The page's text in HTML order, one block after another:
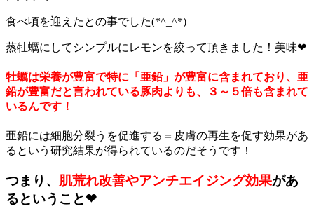
食べ頃を迎えたとの事でした(*^_^*)
蒸牡蠣にしてシンプルにレモンを絞って頂きました！美味❤
牡蠣は栄養が豊富で特に「亜鉛」が豊富に含まれており、亜
鉛が豊富だと言われている豚肉よりも、３～５倍も含まれて
いるんです！
亜鉛には細胞分裂うを促進する＝皮膚の再生を促す効果があ
るという研究結果が得られているのだそうです！
つまり、 肌荒れ改善やアンチエイジング効果があ
るということ❤